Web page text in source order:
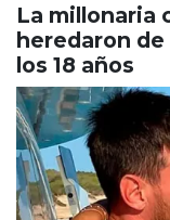
La millonaria
heredaron
los 18 años